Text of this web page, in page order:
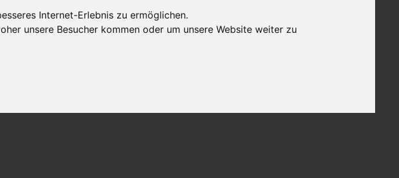
Internet-Erlebnis zu ermöglichen.
unsere Besucher kommen oder um unsere Website weiter zu